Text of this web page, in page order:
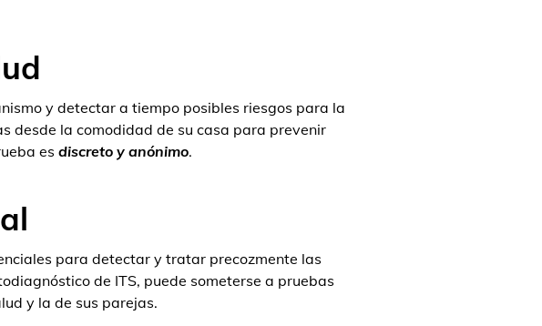
y detectar a tiempo posibles riesgos para la
desde la comodidad de su casa para prevenir
es discreto y anónimo.
para detectar y tratar precozmente las
de ITS, puede someterse a pruebas
y la de sus parejas.